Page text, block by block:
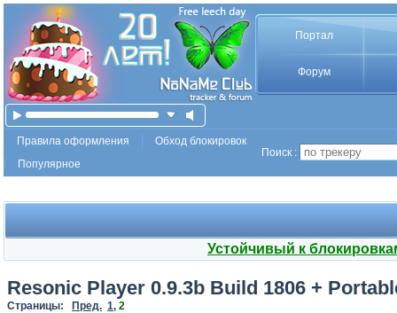
Портал
Форум
Правила оформления
Обход блокировок
Популярное
Поиск :
Устойчивый к
Resonic Player 0.9.3b Build 1806 +
Страницы: Пред. 1, 2